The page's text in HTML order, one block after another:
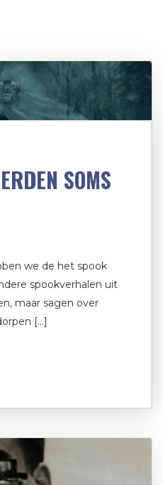
SOMS
we de het spook
spookverhalen uit
maar sagen over
[…]